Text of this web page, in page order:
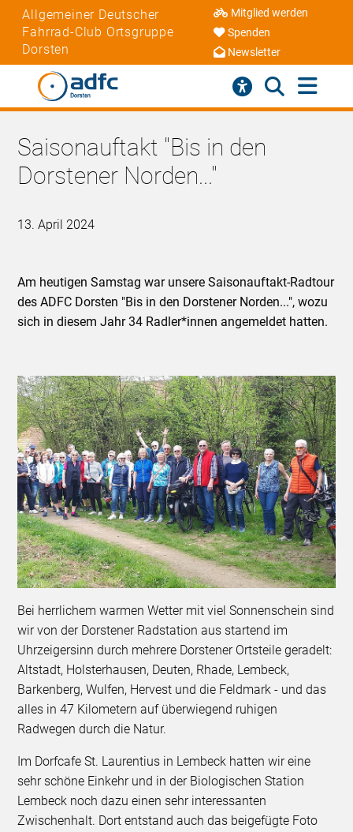
Allgemeiner Deutscher
Fahrrad-Club Ortsgruppe
Dorsten
Mitglied werden
Spenden
Newsletter
Saisonauftakt "Bis in den
Dorstener Norden..."
13. April 2024
Am heutigen Samstag war unsere Saisonauftakt-Radtour
des ADFC Dorsten "Bis in den Dorstener Norden...", wozu
sich in diesem Jahr 34 Radler*innen angemeldet hatten.
Bei herrlichem warmen Wetter mit viel Sonnenschein sind
wir von der Dorstener Radstation aus startend im
Uhrzeigersinn durch mehrere Dorstener Ortsteile geradelt:
Altstadt, Holsterhausen, Deuten, Rhade, Lembeck,
Barkenberg, Wulfen, Hervest und die Feldmark - und das
alles in 47 Kilometern auf überwiegend ruhigen
Radwegen durch die Natur.
Im Dorfcafe St. Laurentius in Lembeck hatten wir eine
sehr schöne Einkehr und in der Biologischen Station
Lembeck noch dazu einen sehr interessanten
Zwischenhalt. Dort entstand auch das beigefügte Foto